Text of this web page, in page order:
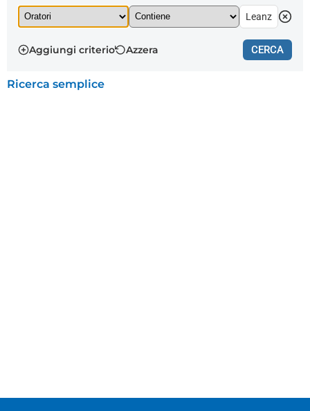
Aggiungi criterio Azzera CERCA
Ricerca semplice